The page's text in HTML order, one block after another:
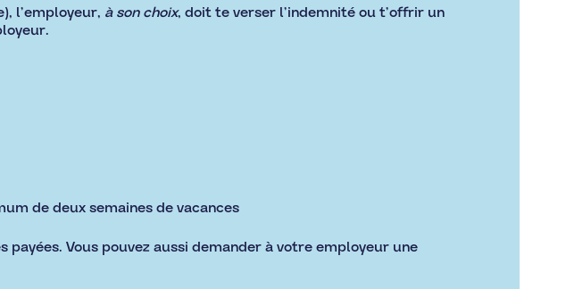
l’employeur, à son choix, doit te verser l’indemnité ou t’offrir un
de deux semaines de vacances
payées. Vous pouvez aussi demander à votre employeur une